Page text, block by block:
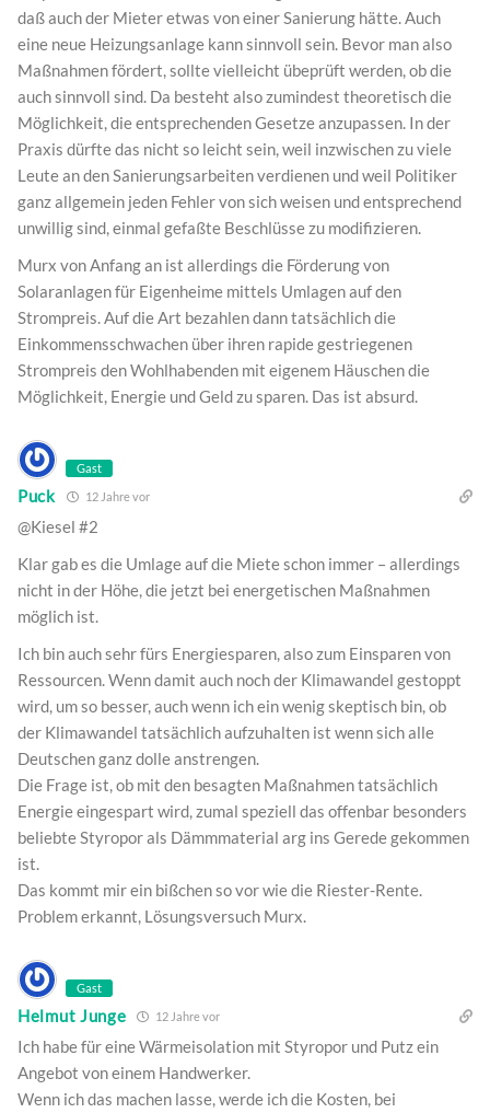
daß auch der Mieter etwas von einer Sanierung hätte. Auch
eine neue Heizungsanlage kann sinnvoll sein. Bevor man also
Maßnahmen fördert, sollte vielleicht übeprüft werden, ob die
auch sinnvoll sind. Da besteht also zumindest theoretisch die
Möglichkeit, die entsprechenden Gesetze anzupassen. In der
Praxis dürfte das nicht so leicht sein, weil inzwischen zu viele
Leute an den Sanierungsarbeiten verdienen und weil Politiker
ganz allgemein jeden Fehler von sich weisen und entsprechend
unwillig sind, einmal gefaßte Beschlüsse zu modifizieren.
Murx von Anfang an ist allerdings die Förderung von
Solaranlagen für Eigenheime mittels Umlagen auf den
Strompreis. Auf die Art bezahlen dann tatsächlich die
Einkommensschwachen über ihren rapide gestriegenen
Strompreis den Wohlhabenden mit eigenem Häuschen die
Möglichkeit, Energie und Geld zu sparen. Das ist absurd.
Gast
Puck 12 Jahre vor
@Kiesel #2
Klar gab es die Umlage auf die Miete schon immer – allerdings
nicht in der Höhe, die jetzt bei energetischen Maßnahmen
möglich ist.
Ich bin auch sehr fürs Energiesparen, also zum Einsparen von
Ressourcen. Wenn damit auch noch der Klimawandel gestoppt
wird, um so besser, auch wenn ich ein wenig skeptisch bin, ob
der Klimawandel tatsächlich aufzuhalten ist wenn sich alle
Deutschen ganz dolle anstrengen.
Die Frage ist, ob mit den besagten Maßnahmen tatsächlich
Energie eingespart wird, zumal speziell das offenbar besonders
beliebte Styropor als Dämmmaterial arg ins Gerede gekommen
ist.
Das kommt mir ein bißchen so vor wie die Riester-Rente.
Problem erkannt, Lösungsversuch Murx.
Gast
Helmut Junge 12 Jahre vor
Ich habe für eine Wärmeisolation mit Styropor und Putz ein
Angebot von einem Handwerker.
Wenn ich das machen lasse, werde ich die Kosten, bei